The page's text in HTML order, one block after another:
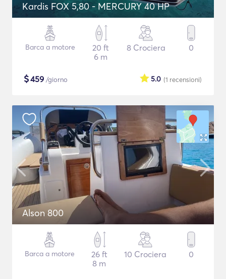
Kardis FOX 5,80 - MERCURY 40 HP
Barca a motore
20 ft
6 m
8 Crociera 0
$459 /giorno (1 recensioni)
5.0
Alson 800
Barca a motore
26 ft
8 m
10 Crociera 0